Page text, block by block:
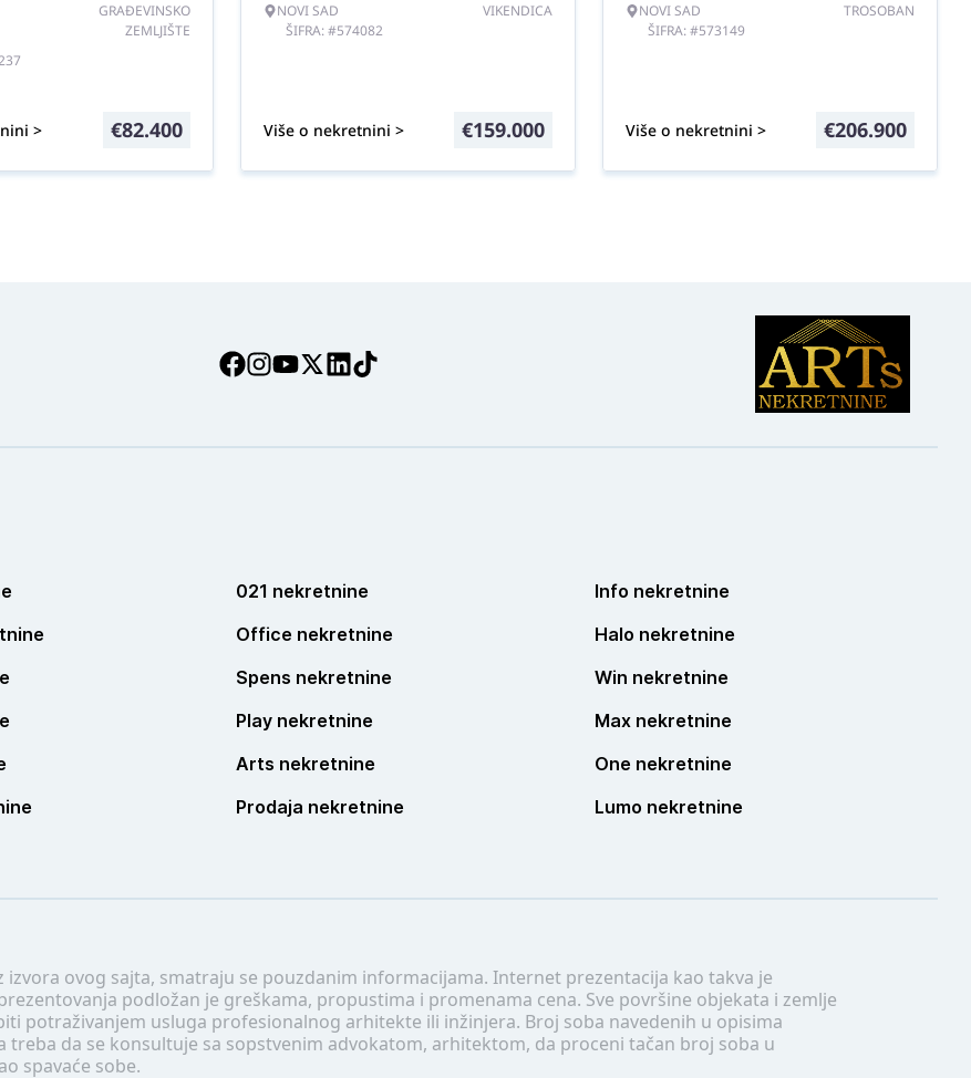
GRAĐEVINSKO
ZEMLJIŠTE
> €82.400
NOVI SAD
ŠIFRA: #574082
VIKENDICA
Više o nekretnini > €159.000
NOVI SAD
ŠIFRA: #573149
TROSOBAN
Više o nekretnini > €206.900
ovog sajta, smatraju se pouzdanim informacijama. Internet prezentacija kao takva je
podložan je greškama, propustima i promenama cena. Sve površine objekata i zemlje
potraživanjem usluga profesionalnog arhitekte ili inžinjera. Broj soba navedenih u opisima
treba da se konsultuje sa sopstvenim advokatom, arhitektom, da proceni tačan broj soba u
spavaće sobe.
021 nekretnine
Info nekretnine
Office nekretnine
Halo nekretnine
Spens nekretnine
Win nekretnine
Play nekretnine
Max nekretnine
Arts nekretnine
One nekretnine
Prodaja nekretnine Lumo nekretnine